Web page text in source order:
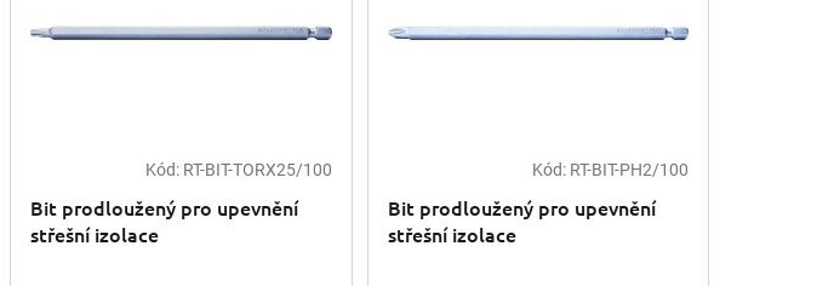
Kód: RT-BIT-TORX25/100
Bit prodloužený pro upevnění
střešní izolace
Kód: RT-BIT-PH2/100
Bit prodloužený pro upevnění
střešní izolace